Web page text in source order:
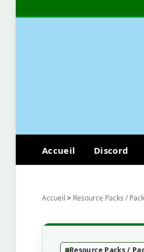
Accueil Discord
Accueil > Resource Packs /
Resource Packs /